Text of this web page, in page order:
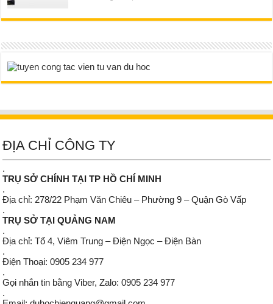
ĐỊA CHỈ CÔNG TY
.
TRỤ SỞ CHÍNH TẠI TP HỒ CHÍ MINH
.
Địa chỉ: 278/22 Phạm Văn Chiêu – Phường 9 – Quận Gò Vấp
.
TRỤ SỞ TẠI QUẢNG NAM
.
Địa chỉ: Tổ 4, Viêm Trung – Điện Ngọc – Điện Bàn
.
Điện Thoại: 0905 234 977
.
Gọi nhắn tin bằng Viber, Zalo: 0905 234 977
.